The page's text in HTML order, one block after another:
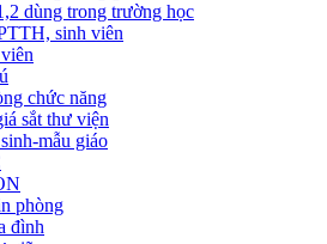
dùng trong trường học
sinh viên
chức năng
sắt thư viện
mẫu giáo
phòng
đình